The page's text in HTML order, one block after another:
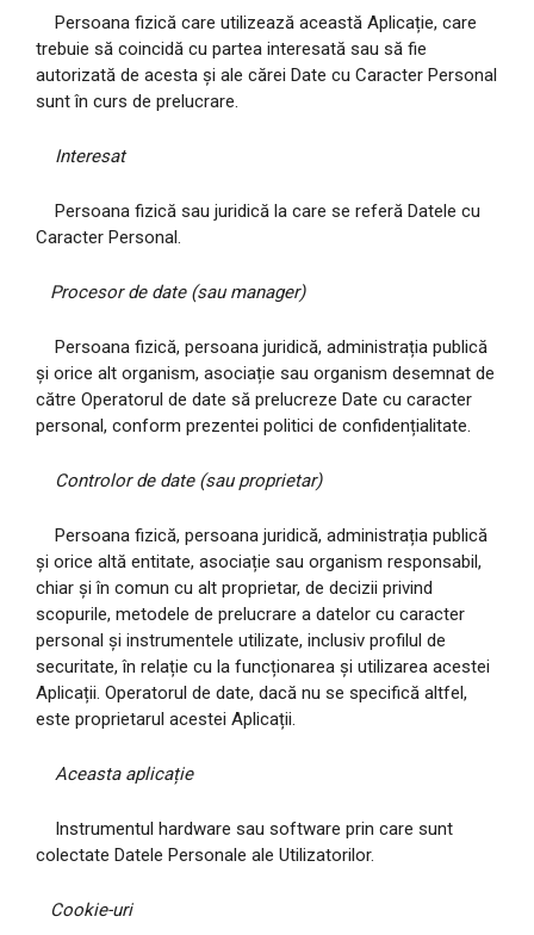
Persoana fizică care utilizează această Aplicație, care
trebuie să coincidă cu partea interesată sau să fie
autorizată de acesta și ale cărei Date cu Caracter Personal
sunt în curs de prelucrare.
Interesat
Persoana fizică sau juridică la care se referă Datele cu
Caracter Personal.
Procesor de date (sau manager)
Persoana fizică, persoana juridică, administrația publică
și orice alt organism, asociație sau organism desemnat de
către Operatorul de date să prelucreze Date cu caracter
personal, conform prezentei politici de confidențialitate.
Controlor de date (sau proprietar)
Persoana fizică, persoana juridică, administrația publică
și orice altă entitate, asociație sau organism responsabil,
chiar și în comun cu alt proprietar, de decizii privind
scopurile, metodele de prelucrare a datelor cu caracter
personal și instrumentele utilizate, inclusiv profilul de
securitate, în relație cu la funcționarea și utilizarea acestei
Aplicații. Operatorul de date, dacă nu se specifică altfel,
este proprietarul acestei Aplicații.
Aceasta aplicație
Instrumentul hardware sau software prin care sunt
colectate Datele Personale ale Utilizatorilor.
Cookie-uri